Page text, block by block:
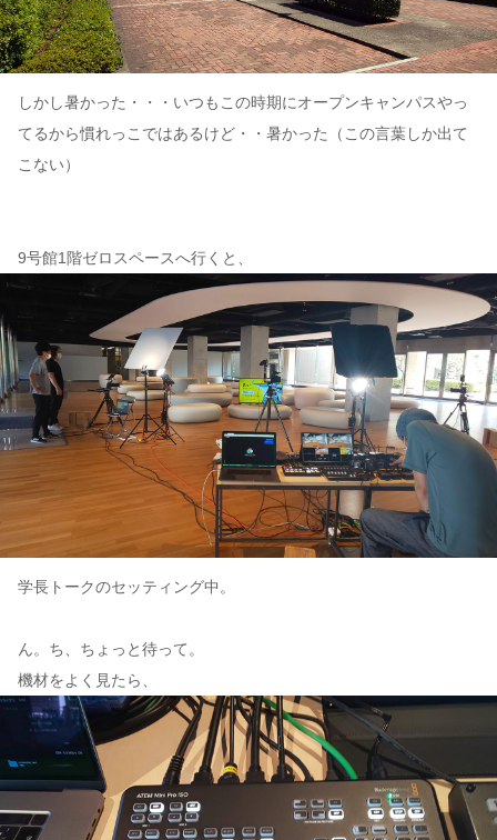
しかし暑かった・・・いつもこの時期にオープンキャンパスやっ
てるから慣れっこではあるけど・・暑かった（この言葉しか出て
こない）
9号館1階ゼロスペースへ行くと、
学長トークのセッティング中。
ん。ち、ちょっと待って。
機材をよく見たら、